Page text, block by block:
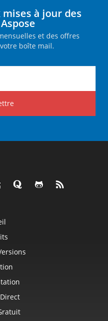
à jour des
et des offres
boîte mail.